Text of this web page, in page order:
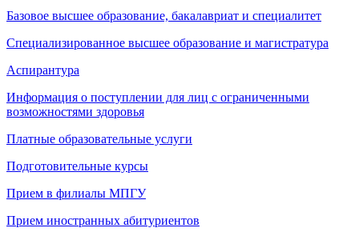
Базовое высшее образование, бакалавриат и специалитет
Специализированное высшее образование и магистратура
Аспирантура
Информация о поступлении для лиц с ограниченными
возможностями здоровья
Платные образовательные услуги
Подготовительные курсы
Прием в филиалы МПГУ
Прием иностранных абитуриентов